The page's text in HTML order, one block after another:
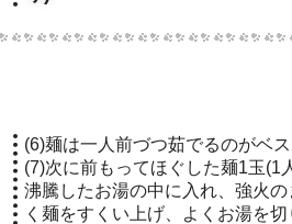
(6)麺は一人前づつ茹でるのがベス
(7)次に前もってほぐした麺1玉(1
沸騰したお湯の中に入れ、強火
く麺をすくい上げ、よくお湯を